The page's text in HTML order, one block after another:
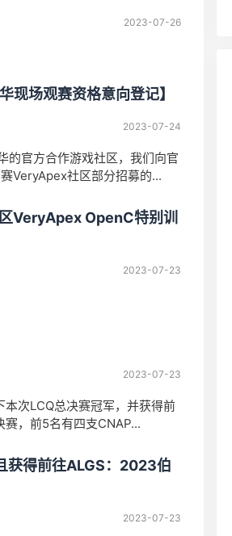
2023-07-26
场观赛资格意向登记】
2023-07-24
的官方合作游戏社区，我们向官
VeryApex社区部分招募的...
VeryApex OpenC特别训
2023-07-23
2023-07-23
次LCQ总决赛冠军，并获得前
，前5名有四支CNAP...
获得前往ALGS：2023伯
2023-07-23